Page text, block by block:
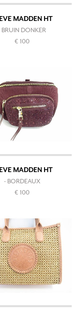
MADDEN HT
BRUIN DONKER
€ 100
MADDEN HT
- BORDEAUX
€ 100